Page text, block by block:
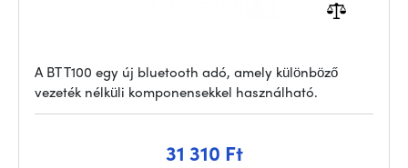
A BT T100 egy új bluetooth adó, amely különböző
vezeték nélküli komponensekkel használható.
31 310 Ft